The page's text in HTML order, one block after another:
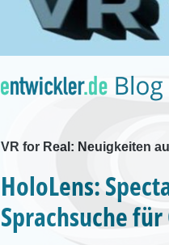
VR for Real: Neuigkeiten
HoloLens:
Sprachsuche